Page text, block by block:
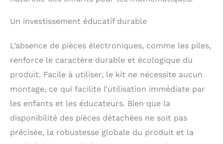
rendant les concepts
accessibles aux
étudiants de tous âges
Naturel et Sûr pour
Tous les Âges: Fabriqué
matériaux naturels et
sûrs, ces blocs sont
parfaits pour une
offrant un
Un investissement éducatif durable
L’absence de pièces électroniques, comme les piles,
renforce le caractère durable et écologique du
produit. Facile à utiliser, le kit ne nécessite aucun
montage, ce qui facilite l’utilisation immédiate par
les enfants et les éducateurs. Bien que la
disponibilité des pièces détachées ne soit pas
précisée, la robustesse globale du produit et la